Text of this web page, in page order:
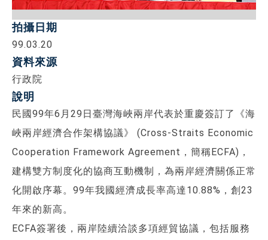
拍攝日期
99.03.20
資料來源
行政院
說明
民國99年6月29日臺灣海峽兩岸代表於重慶簽訂了《海
峽兩岸經濟合作架構協議》 (Cross-Straits Economic
Cooperation Framework Agreement，簡稱ECFA)，
建構雙方制度化的協商互動機制，為兩岸經濟關係正常
化開啟序幕。99年我國經濟成長率高達10.88%，創23
年來的新高。
ECFA簽署後，兩岸陸續洽談多項經貿協議，包括服務